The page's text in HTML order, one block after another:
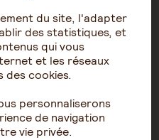
du site, l'adapter
des statistiques, et
qui vous
et les réseaux
des cookies.
personnaliserons
de navigation
vie privée.